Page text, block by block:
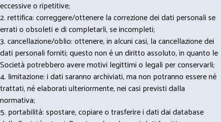
eccessive o ripetitive;
2. rettifica: correggere/ottenere la correzione dei dati personali se
errati o obsoleti e di completarli, se incompleti;
3. cancellazione/oblio: ottenere, in alcuni casi, la cancellazione dei
dati personali forniti; questo non è un diritto assoluto, in quanto le
Società potrebbero avere motivi legittimi o legali per conservarli;
4. limitazione: i dati saranno archiviati, ma non potranno essere né
trattati, né elaborati ulteriormente, nei casi previsti dalla
normativa;
5. portabilità: spostare, copiare o trasferire i dati dai database